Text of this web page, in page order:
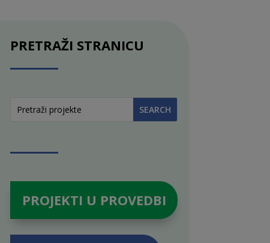
PRETRAŽI STRANICU
PROJEKTI U PROVEDBI